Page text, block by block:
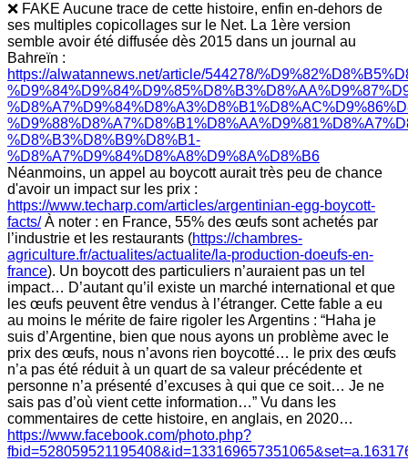
❌ FAKE Aucune trace de cette histoire, enfin en-dehors de
ses multiples copicollages sur le Net. La 1ère version
semble avoir été diffusée dès 2015 dans un journal au
Bahreïn :
https://alwatannews.net/article/544278/
%D8%B3%D8%B9%D8%B1-
%D8%A7%D9%84%D8%A8%D9%8A%D8%B6
Néanmoins, un appel au boycott aurait très peu de chance
d'avoir un impact sur les prix :
https://www.techarp.com/articles/argentinian-egg-boycott-
facts/À noter : en France, 55% des œufs sont achetés par
l’industrie et les restaurants (https://chambres-
agriculture.fr/actualites/actualite/la-production-doeufs-en-
france). Un boycott des particuliers n’auraient pas un tel
impact… D’autant qu’il existe un marché international et que
les œufs peuvent être vendus à l’étranger. Cette fable a eu
au moins le mérite de faire rigoler les Argentins : “Haha je
suis d’Argentine, bien que nous ayons un problème avec le
prix des œufs, nous n’avons rien boycotté… le prix des œufs
n’a pas été réduit à un quart de sa valeur précédente et
personne n’a présenté d’excuses à qui que ce soit… Je ne
sais pas d’où vient cette information…” Vu dans les
commentaires de cette histoire, en anglais, en 2020…
https://www.facebook.com/photo.php?